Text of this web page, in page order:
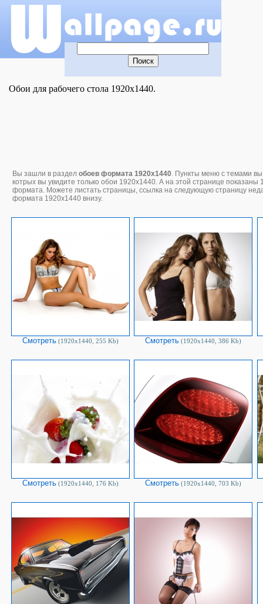
Обои для рабочего стола 1920x1440.
Вы зашли в раздел обоев формата 1920x1440. Пункты меню с темами
котрых вы увидите только обои 1920x1440. А на этой странице показаны
формата. Можете листать страницы, ссылка на следующую страницу
формата 1920x1440 внизу.
Смотреть(1920х1440, 255 Kb) Смотреть (1920х1440, 386 Kb)
Смотреть(1920х1440, 176 Kb) Смотреть (1920х1440, 703 Kb)